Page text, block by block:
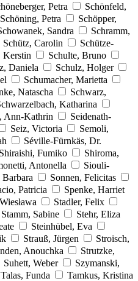
Petra
Schönfeld,
Schöning, Petra
Schöpper,
Sandra
Schramm,
Schütz, Carolin
Schütze-
Kerstin
Schulte, Bruno
Daniela
Schulz, Holger
Schumacher, Marietta
Natascha
Schwarz,
Katharina
Ann-Kathrin
Seidenath-
Seiz, Victoria
Semoli,
Séville-Fürnkäs, Dr.
Shiraishi, Fumiko
Shiroma,
Antonella
Siouli-
Barbara
Sonnen, Felicitas
Patricia
Spenke, Harriet
Stadler, Felix
Stamm, Sabine
Stehr, Eliza
Steinhübel, Eva
Strauß, Jürgen
Stroisch,
Anouchka
Strutzke,
Suhett, Weber
Szymanski,
Talas, Funda
Tamkus, Kristina